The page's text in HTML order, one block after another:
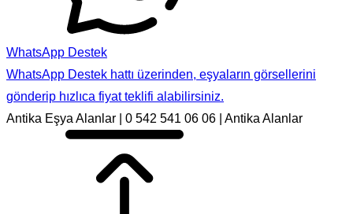
WhatsApp Destek
WhatsApp Destek hattı üzerinden, eşyaların görsellerini
gönderip hızlıca fiyat teklifi alabilirsiniz.
Antika Eşya Alanlar | 0 542 541 06 06 | Antika Alanlar